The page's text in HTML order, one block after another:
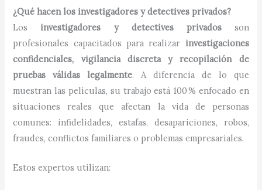
¿Qué hacen los investigadores y detectives privados?
Los investigadores y detectives privadosson
profesionales capacitados para realizar investigaciones
confidenciales, vigilancia discreta y recopilación de
pruebas válidas legalmente. A diferencia de lo que
muestran las películas, su trabajo está 100 % enfocado en
situaciones reales que afectan la vida de personas
comunes: infidelidades, estafas, desapariciones, robos,
fraudes, conflictos familiares o problemas empresariales.
Estos expertos utilizan: